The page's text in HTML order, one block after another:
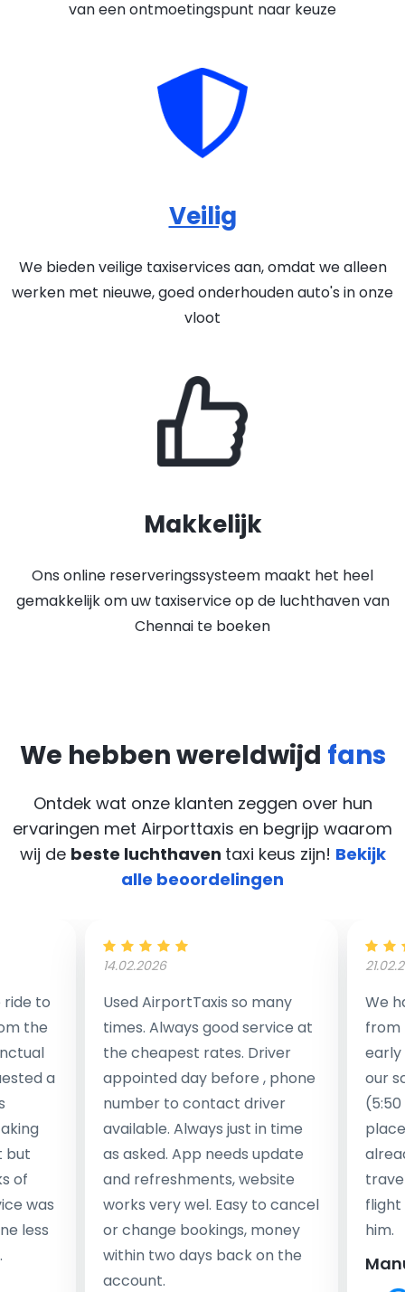
van een ontmoetingspunt naar keuze
Veilig
We bieden veilige taxiservices aan, omdat we alleen
werken met nieuwe, goed onderhouden auto's in onze
vloot
Makkelijk
Ons online reserveringssysteem maakt het heel
gemakkelijk om uw taxiservice op de luchthaven van
Chennai te boeken
We hebben wereldwijd fans
Ontdek wat onze klanten zeggen over hun
ervaringen met Airporttaxis en begrijp waarom
wij de beste luchthaven taxi keus zijn! Bekijk
alle beoordelingen
to
the
a
but
of
was
less
14.02.2026
Used AirportTaxis so many
times. Always good service at
the cheapest rates. Driver
appointed day before , phone
number to contact driver
available. Always just in time
as asked. App needs update
and refreshments, website
works very wel. Easy to cancel
or change bookings, money
within two days back on the
account.
We
from
early
our
flight
him.